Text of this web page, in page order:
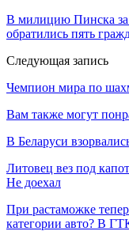
В милицию Пинска за
обратились пять
Следующая запись
Чемпион мира по
Вам также могут
В Беларуси
Литовец вез под
Не доехал
При растаможке
категории авто? В